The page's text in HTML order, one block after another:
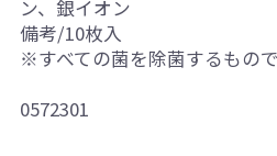
ン、銀イオン
備考/10枚入
※すべての菌を除菌するもの
0572301